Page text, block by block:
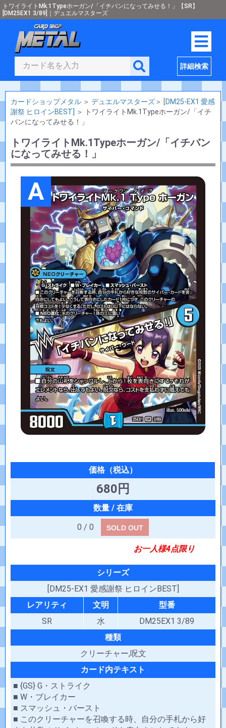
トワイライトMk.1Typeホーガン/「イチバンになってみせる！」【SR】
[DM25EX1 3/89]｜デュエルマスターズ
詳細検索
カードショップメタル ＞ デュエルマスターズ＞ [DM25-EX1 愛感
謝祭 ヒロインBEST]
＞
トワイライトMk.1Typeホーガン/「イチ
バンになってみせる！」
トワイライトMk.1Typeホーガン/「イチバン
になってみせる！」
A
680円
0 / 0 SOLD OUT
お一人様4点限り
シリーズ
[DM25-EX1 愛感謝祭 ヒロインBEST]
レアリティ
文明
型番
SR
水
DM25EX1 3/89
種類
クリーチャー,呪文
カード内テキスト
■ {GS} G・ストライク
■ W・ブレイカー
■ スマッシュ・バースト
■ このクリーチャーを召喚する時、自分の手札から好